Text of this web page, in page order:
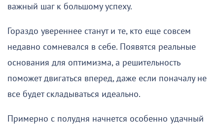
важный шаг к большому успеху.
Гораздо увереннее станут и те, кто еще совсем
недавно сомневался в себе. Появятся реальные
основания для оптимизма, а решительность
поможет двигаться вперед, даже если поначалу не
все будет складываться идеально.
Примерно с полудня начнется особенно удачный